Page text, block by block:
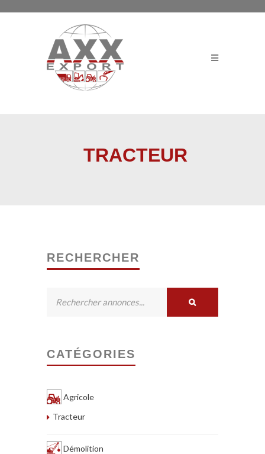
TRACTEUR
RECHERCHER
CATÉGORIES
Agricole
Tracteur
Démolition